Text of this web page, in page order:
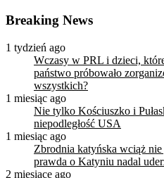
Breaking News
1 tydzień ago
Wczasy w PRL i dzieci,
państwo próbowało
wszystkich?
1 miesiąc ago
Nie tylko Kościuszko i
niepodległość USA
1 miesiąc ago
Zbrodnia katyńska wciąż
prawda o Katyniu nadal
2 miesiące ago